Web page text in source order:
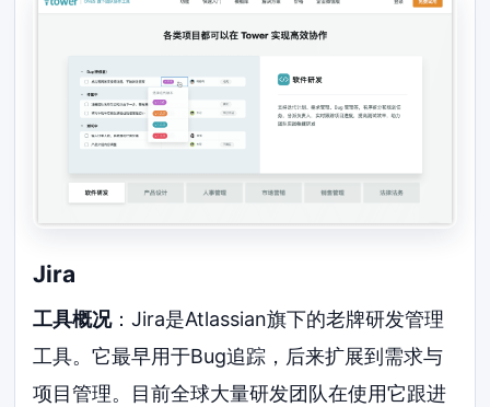
Jira
工具概况：Jira是Atlassian旗下的老牌研发管理
工具。它最早用于Bug追踪，后来扩展到需求与
项目管理。目前全球大量研发团队在使用它跟进